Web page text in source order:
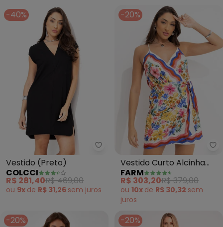
-40%
Colcci - Vestido (Preto)
Vestido (Preto)
COLCCI
R$ 281,40R$ 469,00
ou 9x de R$ 31,26 sem juros
-20%
Vestido Curto Alcinha
Lenco Floraline (Off
White)
FARM
R$ 303,20R$ 379,00
ou 10x de R$ 30,32 sem
juros
-20% -20%